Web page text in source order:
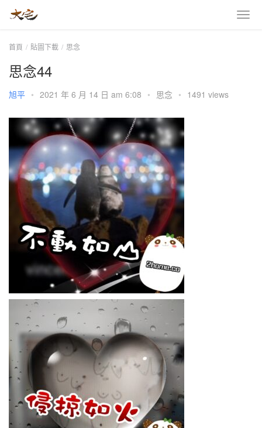
首頁 貼圖下載 思念
思念44
旭平 • 2021 年 6 月 14 日 am 6:08 • 思念 • 1491 views